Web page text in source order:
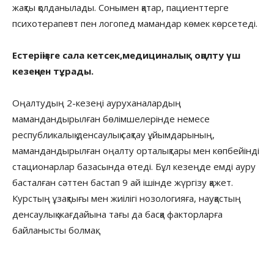
жақты қолданылады. Сонымен қатар, пациенттерге
психотерапевт пен логопед мамандар көмек көрсетеді.
Естеріңізге сала кетсек,медициналық оңалту үш
кезеңнен тұрады.
Оңалтудың 2-кезеңі ауруханалардың
мамандандырылған бөлімшелерінде немесе
республикалық денсаулық сақтау ұйымдарының,
мамандандырылған оңалту орталықтары мен көпбейінді
стационарлар базасында өтеді. Бұл кезеңде емді ауру
басталған сәттен бастап 9 ай ішінде жүргізу қажет.
Курстың ұзақтығы мен жиілігі нозологияға, науқастың
денсаулық жағдайына тағы да басқа факторларға
байланысты болмақ.